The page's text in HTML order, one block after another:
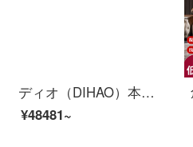
ディオ（DIHAO）本革ソファ現代シンプルなサイズの部屋型リビングルームのスマートストレージソファセットのダブルビット+貴妃+辺の数【長さは約3.31メートル】
¥48481~